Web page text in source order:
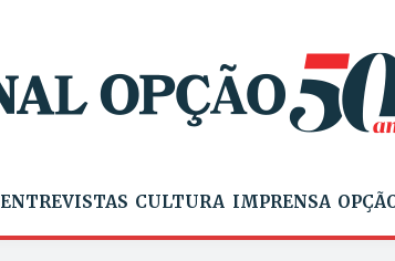
ENTREVISTAS CULTURA IMPRENSA